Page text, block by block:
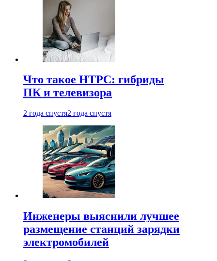
Что такое HTPC: гибриды
ПК и телевизора
2 года спустя2 года спустя
Инженеры выяснили лучшее
размещение станций зарядки
электромобилей